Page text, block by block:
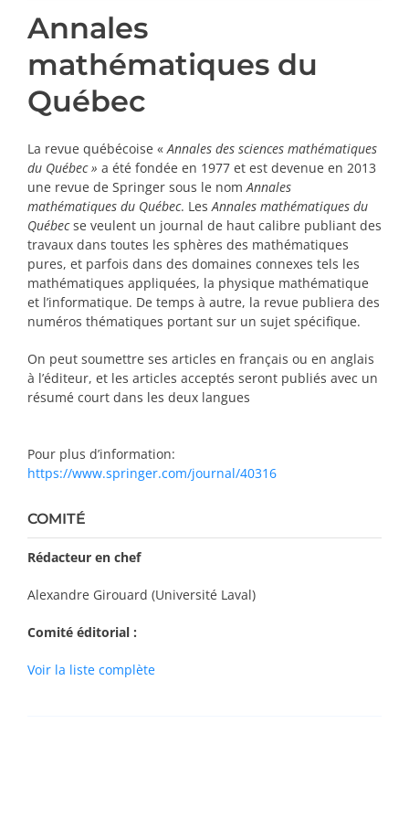
PRIX ET DISTINCTIONS
Recherche
Répertoire
Ressources
Contact
Abonnement à l’infolettre
Annales
mathématiques du
Québec
La revue québécoise «Annales des sciences mathématiques
du Québec » a été fondée en 1977 et est devenue en 2013
une revue de Springer sous le nomAnnales
mathématiques du Québec. LesAnnales mathématiques du
Québecse veulent un journal de haut calibre publiant des
travaux dans toutes les sphères des mathématiques
pures, et parfois dans des domaines connexes tels les
mathématiques appliquées, la physique mathématique
et l’informatique. De temps à autre, la revue publiera des
numéros thématiques portant sur un sujet spécifique.
On peut soumettre ses articles en français ou en anglais
à l’éditeur, et les articles acceptés seront publiés avec un
résumé court dans les deux langues
Pour plus d’information:
https://www.springer.com/journal/40316
COMITÉ
Rédacteur en chef
Alexandre Girouard (Université Laval)
Comité éditorial :
Voir la liste complète